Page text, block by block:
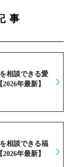
事
相談できる愛
年最新】
相談できる福
年最新】